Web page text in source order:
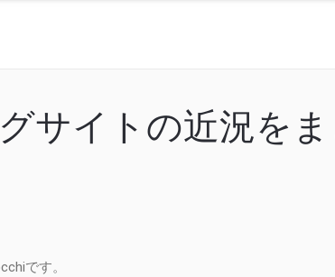
サイトの近況を
です。